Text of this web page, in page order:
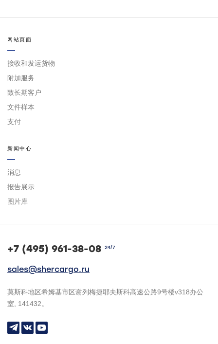
网站页面
接收和发运货物
附加服务
致长期客户
文件样本
支付
新闻中心
消息
报告展示
图片库
+7 (495) 961-38-08 24/7
sales@shercargo.ru
莫斯科地区希姆基市区谢列梅捷耶夫斯科高速公路9号楼v318办公
室, 141432。